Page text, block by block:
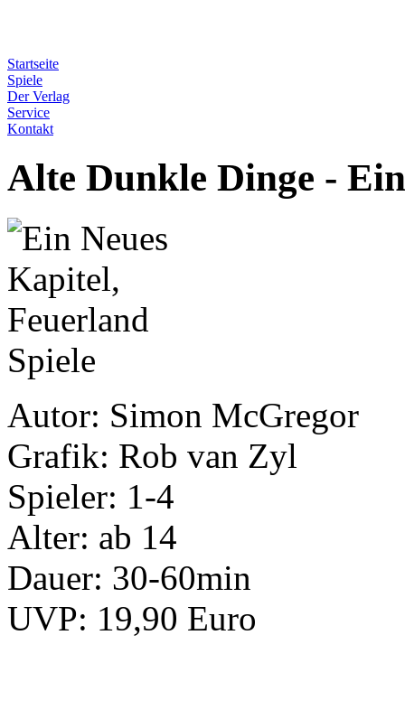
Startseite
Spiele
Der Verlag
Service
Kontakt
Alte Dunkle Dinge -
Autor: Simon McGregor
Grafik: Rob van Zyl
Spieler: 1-4
Alter: ab 14
Dauer: 30-60min
UVP: 19,90 Euro